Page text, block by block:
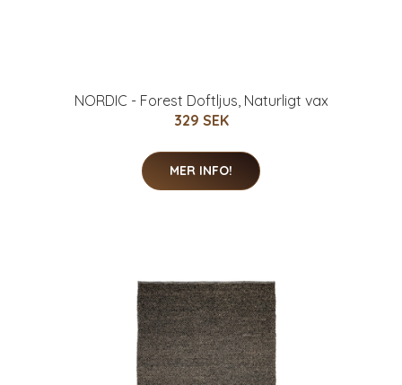
NORDIC - Forest Doftljus, Naturligt vax
329 SEK
MER INFO!